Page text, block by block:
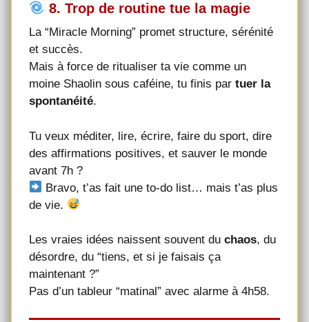
8. Trop de routine tue la magie
La “Miracle Morning” promet structure, sérénité
et succès.
Mais à force de ritualiser ta vie comme un
moine Shaolin sous caféine, tu finis par tuer la
spontanéité.
Tu veux méditer, lire, écrire, faire du sport, dire
des affirmations positives, et sauver le monde
avant 7h ?
Bravo, t’as fait une to-do list… mais t’as plus
de vie.
Les vraies idées naissent souvent du chaos, du
désordre, du “tiens, et si je faisais ça
maintenant ?”
Pas d’un tableur “matinal” avec alarme à 4h58.